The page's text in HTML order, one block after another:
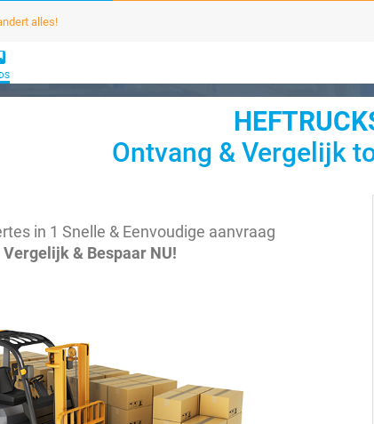
alles!
Ontvang & Vergelijk
in 1 Snelle & Eenvoudige aanvraag
Vergelijk & Bespaar NU!